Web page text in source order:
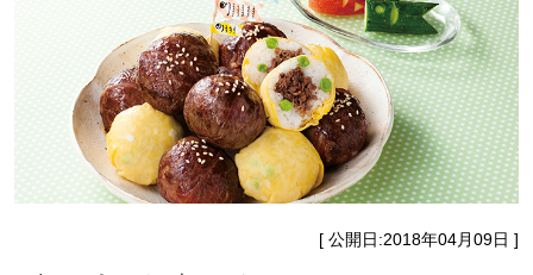
[ 公開日:2018年04月09日 ]